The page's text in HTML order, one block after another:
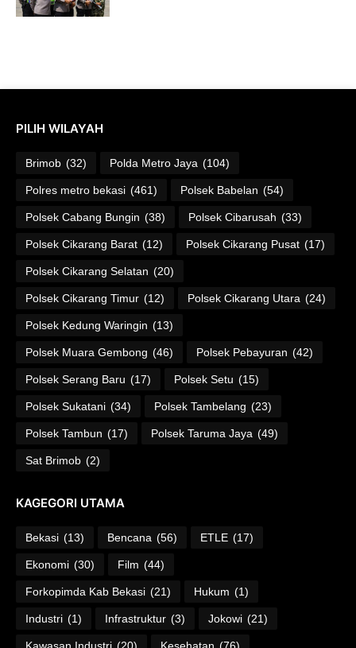
PILIH WILAYAH
Brimob (32) Polda Metro Jaya (104)
Polres metro bekasi (461) Polsek Babelan (54)
Polsek Cabang Bungin (38) Polsek Cibarusah (33)
Polsek Cikarang Barat (12) Polsek Cikarang Pusat (17)
Polsek Cikarang Selatan (20)
Polsek Cikarang Timur (12) Polsek Cikarang Utara (24)
Polsek Kedung Waringin (13)
Polsek Muara Gembong (46) Polsek Pebayuran (42)
Polsek Serang Baru (17) Polsek Setu (15)
Polsek Sukatani (34) Polsek Tambelang (23)
Polsek Tambun (17) Polsek Taruma Jaya (49)
Sat Brimob (2)
KAGEGORI UTAMA
Bekasi (13) Bencana (56) ETLE (17)
Ekonomi (30) Film (44)
Forkopimda Kab Bekasi (21) Hukum (1)
Industri (1) Infrastruktur (3) Jokowi (21)
Kawasan Industri (20) Kesehatan (76)